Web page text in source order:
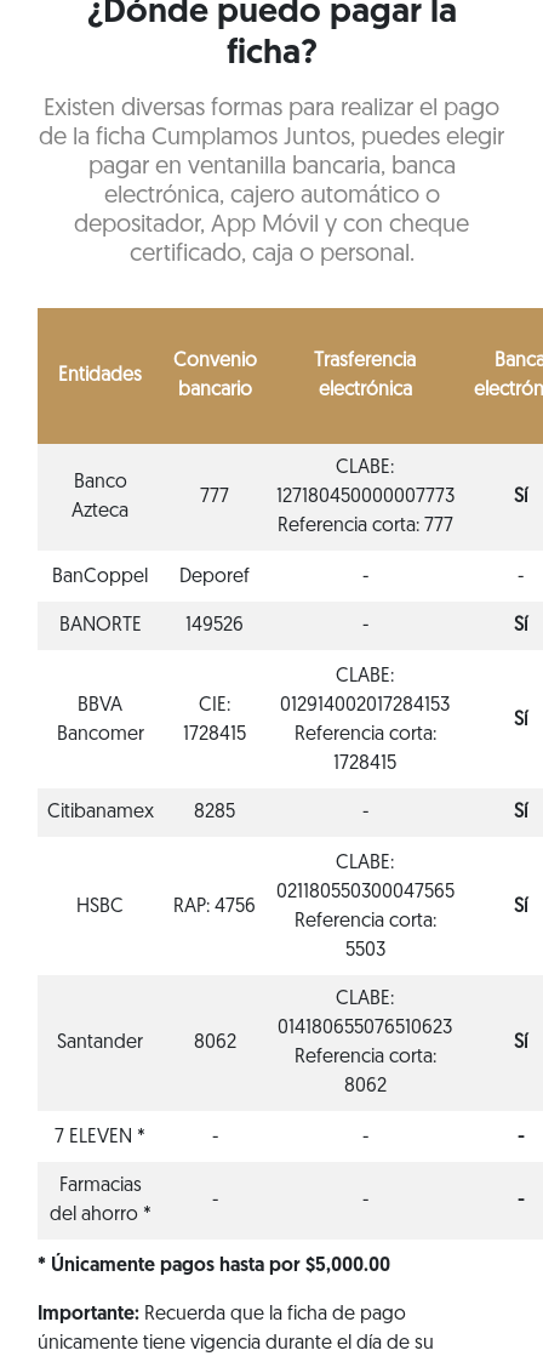
¿Dónde puedo pagar la
ficha?
Existen diversas formas para realizar el pago
de la ficha Cumplamos Juntos, puedes elegir
pagar en ventanilla bancaria, banca
electrónica, cajero automático o
depositador, App Móvil y con cheque
certificado, caja o personal.
Entidades
Convenio
bancario
Trasferencia
electrónica
Banco
Azteca
777
CLABE:
127180450000007773
Referencia corta: 777
Sí
BanCoppel Deporef - -
BANORTE 149526 - Sí
BBVA
Bancomer
CIE:
1728415
CLABE:
012914002017284153
Referencia corta:
1728415
Sí
Citibanamex 8285 - Sí
HSBC RAP: 4756
CLABE:
021180550300047565
Referencia corta:
5503
Sí
Santander 8062
CLABE:
014180655076510623
Referencia corta:
8062
Sí
7 ELEVEN * - - -
Farmacias
del ahorro *
- - -
* Únicamente pagos hasta por $5,000.00
Importante:Recuerda que la ficha de pago
únicamente tiene vigencia durante el día de su